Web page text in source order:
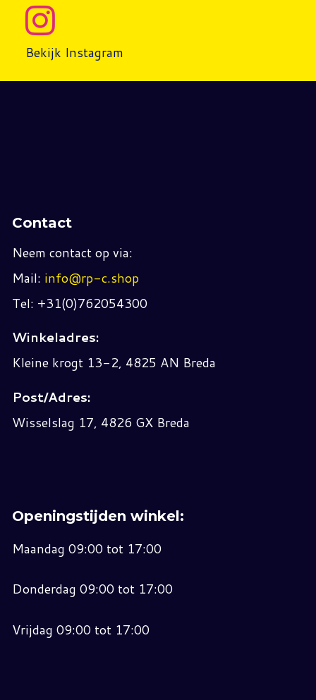
Bekijk Instagram
Contact
Neem contact op via:
Mail: info@rp-c.shop
Tel: +31(0)762054300
Winkeladres:
Kleine krogt 13-2, 4825 AN Breda
Post/Adres:
Wisselslag 17, 4826 GX Breda
Openingstijden winkel:
Maandag 09:00 tot 17:00
Donderdag 09:00 tot 17:00
Vrijdag 09:00 tot 17:00